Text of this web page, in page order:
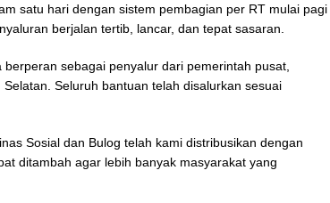
satu hari dengan sistem pembagian per RT mulai pagi
berjalan tertib, lancar, dan tepat sasaran.
sebagai penyalur dari pemerintah pusat,
Seluruh bantuan telah disalurkan sesuai
Sosial dan Bulog telah kami distribusikan dengan
ditambah agar lebih banyak masyarakat yang